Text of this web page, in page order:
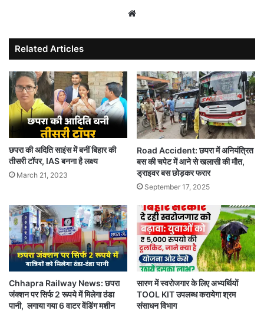
Related Articles
छपरा की अदिति साइंस में बनीं बिहार की
तीसरी टॉपर, IAS बनना है लक्ष्य
March 21, 2023
Road Accident: छपरा में अनियंत्रित
बस की चपेट में आने से खलासी की मौत,
ड्राइवर बस छोड़कर फरार
September 17, 2025
Chhapra Railway News: छपरा
जंक्शन पर सिर्फ 2 रूपये में मिलेगा ठंडा
पानी, लगाया गया 6 वाटर वेंडिंग मशीन
सारण में स्वरोजगार के लिए अभ्यर्थियों
TOOL KIT उपलब्ध करायेगा श्रम
संसाधन विभाग